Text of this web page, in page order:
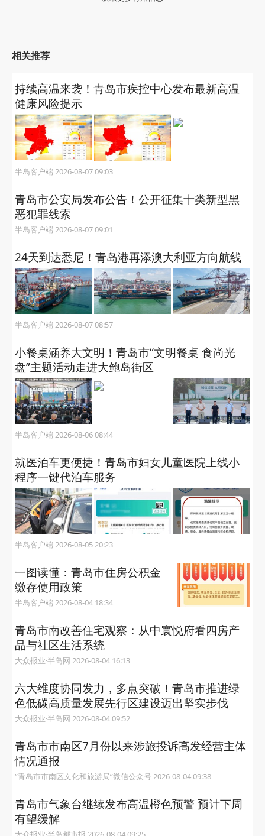
相关推荐
持续高温来袭！青岛市疾控中心发布最新高温
健康风险提示
半岛客户端 2026-08-07 09:03
青岛市公安局发布公告！公开征集十类新型黑
恶犯罪线索
半岛客户端 2026-08-07 09:01
24天到达悉尼！青岛港再添澳大利亚方向航线
半岛客户端 2026-08-07 08:57
小餐桌涵养大文明！青岛市“文明餐桌 食尚光
盘”主题活动走进大鲍岛街区
半岛客户端 2026-08-06 08:44
就医泊车更便捷！青岛市妇女儿童医院上线小
程序一键代泊车服务
半岛客户端 2026-08-05 20:23
一图读懂：青岛市住房公积金
缴存使用政策
半岛客户端 2026-08-04 18:34
青岛市南改善住宅观察：从中寰悦府看四房产
品与社区生活系统
大众报业·半岛网 2026-08-04 16:13
六大维度协同发力，多点突破！青岛市推进绿
色低碳高质量发展先行区建设迈出坚实步伐
大众报业·半岛网 2026-08-04 09:52
青岛市市南区7月份以来涉旅投诉高发经营主体
情况通报
“青岛市市南区文化和旅游局”微信公众号 2026-08-04 09:38
青岛市气象台继续发布高温橙色预警 预计下周
有望缓解